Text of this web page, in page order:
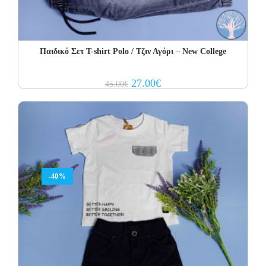
Παιδικό Σετ Τ-shirt Polo / Τζιν Αγόρι – New College
45.00€ Original
price
27.00€Current
price
-40%